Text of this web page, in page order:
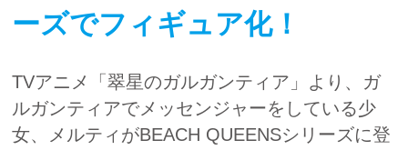
ーズでフィギュア化！
TVアニメ「翠星のガルガンティア」より、ガ
ルガンティアでメッセンジャーをしている少
女、メルティがBEACH QUEENSシリーズに登